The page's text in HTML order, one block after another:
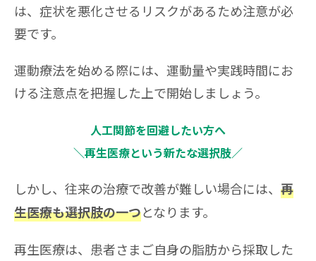
は、症状を悪化させるリスクがあるため注意が必
要です。
運動療法を始める際には、運動量や実践時間にお
ける注意点を把握した上で開始しましょう。
人工関節を回避したい方へ
＼再生医療という新たな選択肢／
しかし、往来の治療で改善が難しい場合には、 再
生医療も選択肢の一つとなります。
再生医療は、患者さまご自身の脂肪から採取した